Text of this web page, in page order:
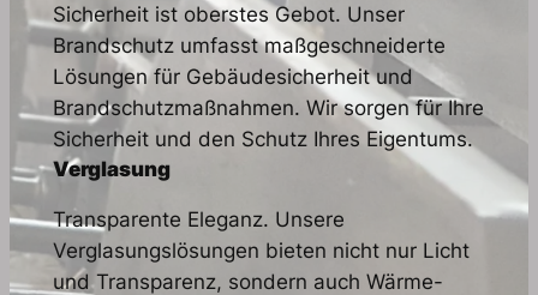
Sicherheit ist oberstes Gebot. Unser
Brandschutz umfasst maßgeschneiderte
Lösungen für Gebäudesicherheit und
Brandschutzmaßnahmen. Wir sorgen für Ihre
Sicherheit und den Schutz Ihres Eigentums.
Verglasung
Transparente Eleganz. Unsere
Verglasungslösungen bieten nicht nur Licht
und Transparenz, sondern auch Wärme-